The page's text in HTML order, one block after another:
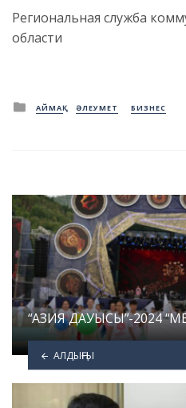
Региональная служба
области
Posted
in
АЙМАҚ ӘЛЕУМЕТ БИЗНЕС
“АЗИЯ ДАУЫСЫ”-2024
АЛДЫҢҒЫ